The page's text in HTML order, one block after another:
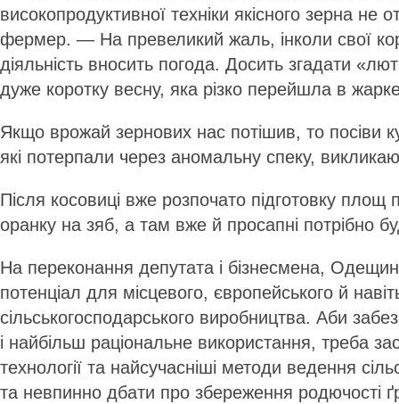
високопродуктивної техніки якісного зерна
фермер. — На превеликий жаль, інколи свої
діяльність вносить погода. Досить згадати
дуже коротку весну, яка різко перейшла в
Якщо врожай зернових нас потішив, то посіви
які потерпали через аномальну спеку,
Після косовиці вже розпочато підготовку площ
оранку на зяб, а там вже й просапні потрібно
На переконання депутата і бізнесмена,
потенціал для місцевого, європейського й
сільськогосподарського виробництва. Аби
і найбільш раціональне використання, треба
технології та найсучасніші методи ведення
та невпинно дбати про збереження родючості